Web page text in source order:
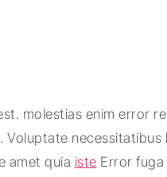
molestias enim error
necessitatibus
amet quia iste Error